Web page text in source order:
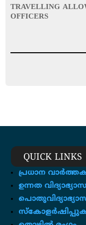
TRAVELLING
OFFICERS
QUICK LINKS
പ്രധാന
ഉന്നത